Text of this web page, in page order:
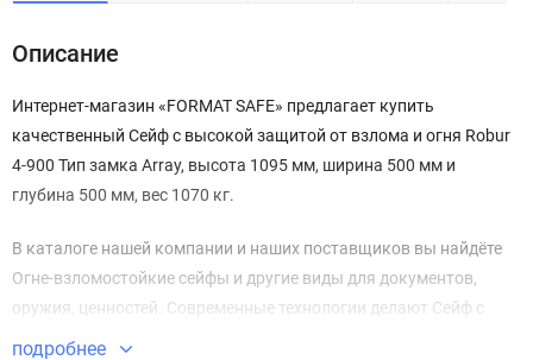
Описание
Интернет-магазин «FORMAT SAFE» предлагает купить
качественный Сейф с высокой защитой от взлома и огня Robur
4-900 Тип замка Array, высота 1095 мм, ширина 500 мм и
глубина 500 мм, вес 1070 кг.
В каталоге нашей компании и наших поставщиков вы найдёте
Огне-взломостойкие сейфы и другие виды для документов,
оружия, ценностей. Современные технологии делают Сейф с
высокой защитой от взлома и огня Robur 4-900 безупречным в
подробнее